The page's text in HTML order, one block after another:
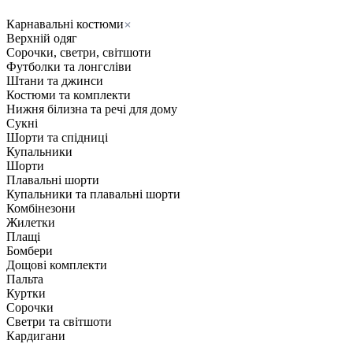
Карнавальні костюми
Верхній одяг
Сорочки, светри, світшоти
Футболки та лонгсліви
Штани та джинси
Костюми та комплекти
Нижня білизна та речі для дому
Сукні
Шорти та спідниці
Купальники
Шорти
Плавальні шорти
Купальники та плавальні шорти
Комбінезони
Жилетки
Плащі
Бомбери
Дощові комплекти
Пальта
Куртки
Сорочки
Светри та світшоти
Кардигани